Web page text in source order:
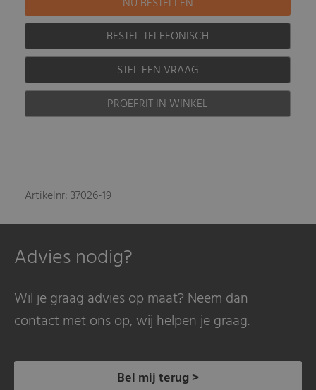
BESTEL TELEFONISCH
STEL EEN VRAAG
PROEFRIT IN WINKEL
Artikelnr: 37026-19
Advies nodig?
Wil je graag advies op maat? Neem dan
contact met ons op, wij helpen je graag.
Bel mij terug >